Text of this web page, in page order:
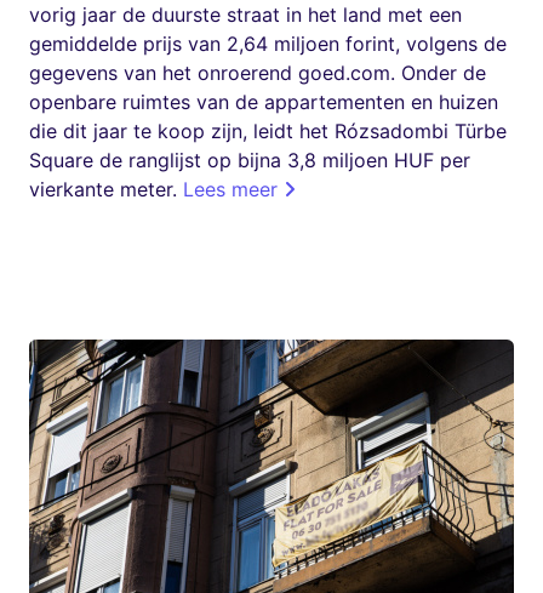
vorig jaar de duurste straat in het land met een
gemiddelde prijs van 2,64 miljoen forint, volgens de
gegevens van het onroerend goed.com. Onder de
openbare ruimtes van de appartementen en huizen
die dit jaar te koop zijn, leidt het Rózsadombi Türbe
Square de ranglijst op bijna 3,8 miljoen HUF per
vierkante meter. Lees meer